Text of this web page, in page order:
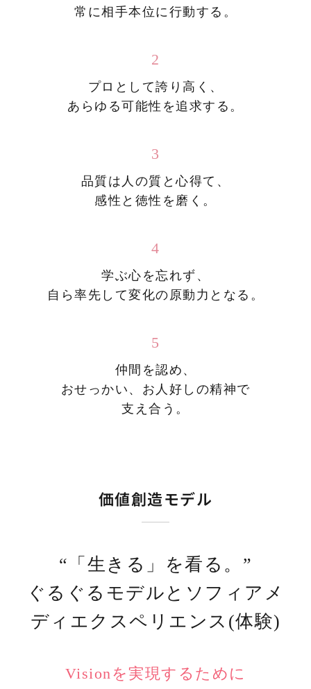
常に相手本位に行動する。
2
プロとして誇り高く、
あらゆる可能性を追求する。
3
品質は人の質と心得て、
感性と徳性を磨く。
4
学ぶ心を忘れず、
自ら率先して変化の原動力となる。
5
仲間を認め、
おせっかい、お人好しの精神で
支え合う。
価値創造モデル
“「生きる」を看る。”
ぐるぐるモデルとソフィアメ
ディエクスペリエンス(体験)
Visionを実現するために